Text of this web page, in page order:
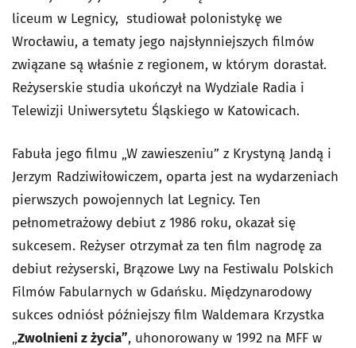
liceum w Legnicy, studiował polonistykę we
Wrocławiu, a tematy jego najsłynniejszych filmów
związane są właśnie z regionem, w którym dorastał.
Reżyserskie studia ukończył na Wydziale Radia i
Telewizji Uniwersytetu Śląskiego w Katowicach.
Fabuła jego filmu „W zawieszeniu” z Krystyną Jandą i
Jerzym Radziwiłowiczem, oparta jest na wydarzeniach
pierwszych powojennych lat Legnicy. Ten
pełnometrażowy debiut z 1986 roku, okazał się
sukcesem. Reżyser otrzymał za ten film nagrodę za
debiut reżyserski, Brązowe Lwy na Festiwalu Polskich
Filmów Fabularnych w Gdańsku. Międzynarodowy
sukces odniósł późniejszy film Waldemara Krzystka
„Zwolnieni z życia”, uhonorowany w 1992 na MFF w